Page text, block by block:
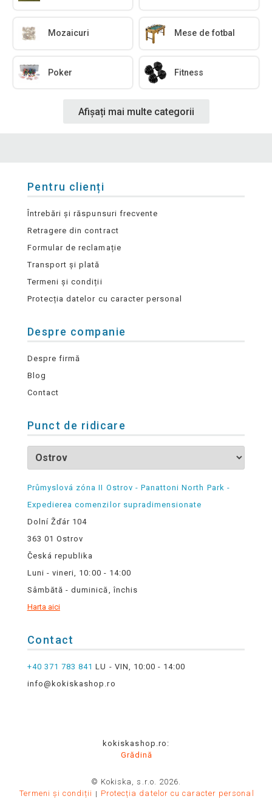
Mozaicuri Mese de fotbal
Poker Fitness
Afișați mai multe categorii
Pentru clienți
Întrebări și răspunsuri frecvente
Retragere din contract
Formular de reclamație
Transport și plată
Termeni și condiții
Protecția datelor cu caracter personal
Despre companie
Despre firmă
Blog
Contact
Punct de ridicare
Průmyslová zóna II Ostrov - Panattoni North Park -
Expedierea comenzilor supradimensionate
Dolní Žďár 104
363 01 Ostrov
Česká republika
Luni - vineri, 10:00 - 14:00
Sâmbătă - duminică, închis
Harta aici
Contact
+40 371 783 841 LU - VIN, 10:00 - 14:00
info@kokiskashop.ro
kokiskashop.ro:
Grădină
© Kokiska, s.r.o. 2026.
Termeni și condiții
Protecția datelor cu caracter personal